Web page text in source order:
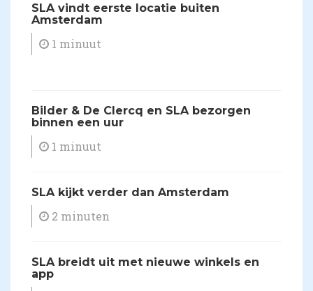
​SLA vindt eerste locatie buiten
Amsterdam
1 minuut
Bilder & De Clercq en SLA bezorgen
binnen een uur
1 minuut
SLA kijkt verder dan Amsterdam
2 minuten
SLA breidt uit met nieuwe winkels en
app